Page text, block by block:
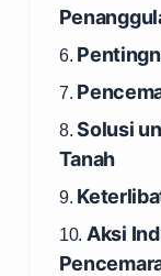
6.
7.
8.Solusi
Tanah
9.
10. Aksi